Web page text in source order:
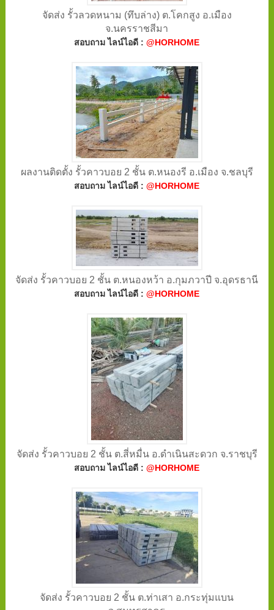
จัดส่ง รั้วลวดหนาม (ทึบล่าง) ต.โคกสูง อ.เมือง
จ.นครราชสีมา
สอบถาม ไลน์ไอดี :@HORHOME
ผลงานติดตั้ง รั้วคาวบอย 2 ชั้น ต.หนองรี อ.เมือง จ.ชลบุรี
สอบถาม ไลน์ไอดี :@HORHOME
จัดส่ง รั้วคาวบอย 2 ชั้น ต.หนองหว้า อ.กุมภวาปี จ.อุดรธานี
สอบถาม ไลน์ไอดี :@HORHOME
จัดส่ง รั้วคาวบอย 2 ชั้น ต.สี่หมื่น อ.ดำเนินสะดวก จ.ราชบุรี
สอบถาม ไลน์ไอดี :@HORHOME
จัดส่ง รั้วคาวบอย 2 ชั้น ต.ท่าเสา อ.กระทุ่มแบน